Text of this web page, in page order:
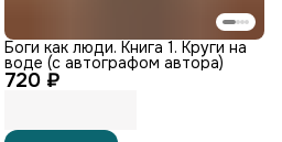
720 ₽
Боги как люди. Книга 1. Круги на
воде (с автографом автора)